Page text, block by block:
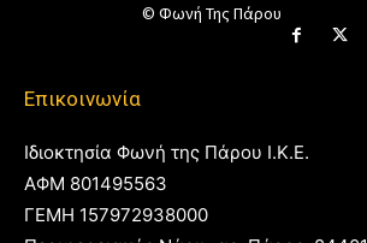
© Φωνή Της Πάρου
Επικοινωνία
Ιδιοκτησία Φωνή της Πάρου Ι.Κ.Ε.
ΑΦΜ 801495563
ΓΕΜΗ 157972938000